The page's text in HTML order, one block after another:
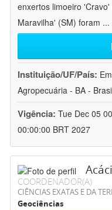
enxertos limoeiro
Maravilha' (SM) foram ...
Instituição/UF/País:
Agropecuária - BA -
Vigência: Tue Dec 05
00:00:00 BRT 2027
COORDENADOR(A)
CIÊNCIAS EXATAS E DA
Geociências